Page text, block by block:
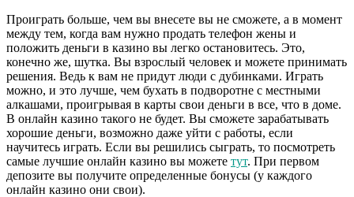
Проиграть больше, чем вы внесете вы не сможете, а в момент
между тем, когда вам нужно продать телефон жены и
положить деньги в казино вы легко остановитесь. Это,
конечно же, шутка. Вы взрослый человек и можете принимать
решения. Ведь к вам не придут люди с дубинками. Играть
можно, и это лучше, чем бухать в подворотне с местными
алкашами, проигрывая в карты свои деньги в все, что в доме.
В онлайн казино такого не будет. Вы сможете зарабатывать
хорошие деньги, возможно даже уйти с работы, если
научитесь играть. Если вы решились сыграть, то посмотреть
самые лучшие онлайн казино вы можете тут. При первом
депозите вы получите определенные бонусы (у каждого
онлайн казино они свои).